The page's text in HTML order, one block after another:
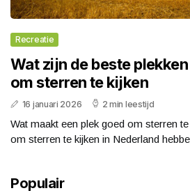
Recreatie
Wat zijn de beste
om sterren te kijken
16 januari 2026 2 min leestijd
Wat maakt een plek goed om sterren
om sterren te kijken in Nederland
Populair